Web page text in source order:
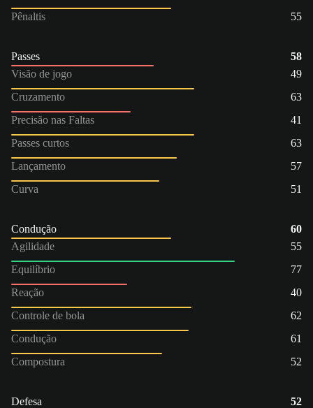
Pênaltis
55
Passes
58
Visão de jogo
49
Cruzamento
63
Precisão nas Faltas
41
Passes curtos
63
Lançamento
57
Curva
51
Condução
60
Agilidade
55
Equilíbrio
77
Reação
40
Controle de bola
62
Condução
61
Compostura
52
Defesa
52